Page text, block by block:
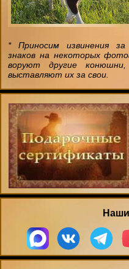
* Приносим извинения
знаков на некоторых
воруют другие
выставляют их за свои.